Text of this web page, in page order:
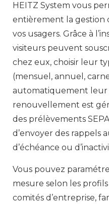
HEITZ System vous
entièrement la gestion
vos usagers. Grâce à
visiteurs peuvent
chez eux, choisir leur
(mensuel, annuel,
automatiquement leur
renouvellement est
des prélèvements
d’envoyer des rappels
d’échéance ou
Vous pouvez
mesure selon les
comités d’entreprise,